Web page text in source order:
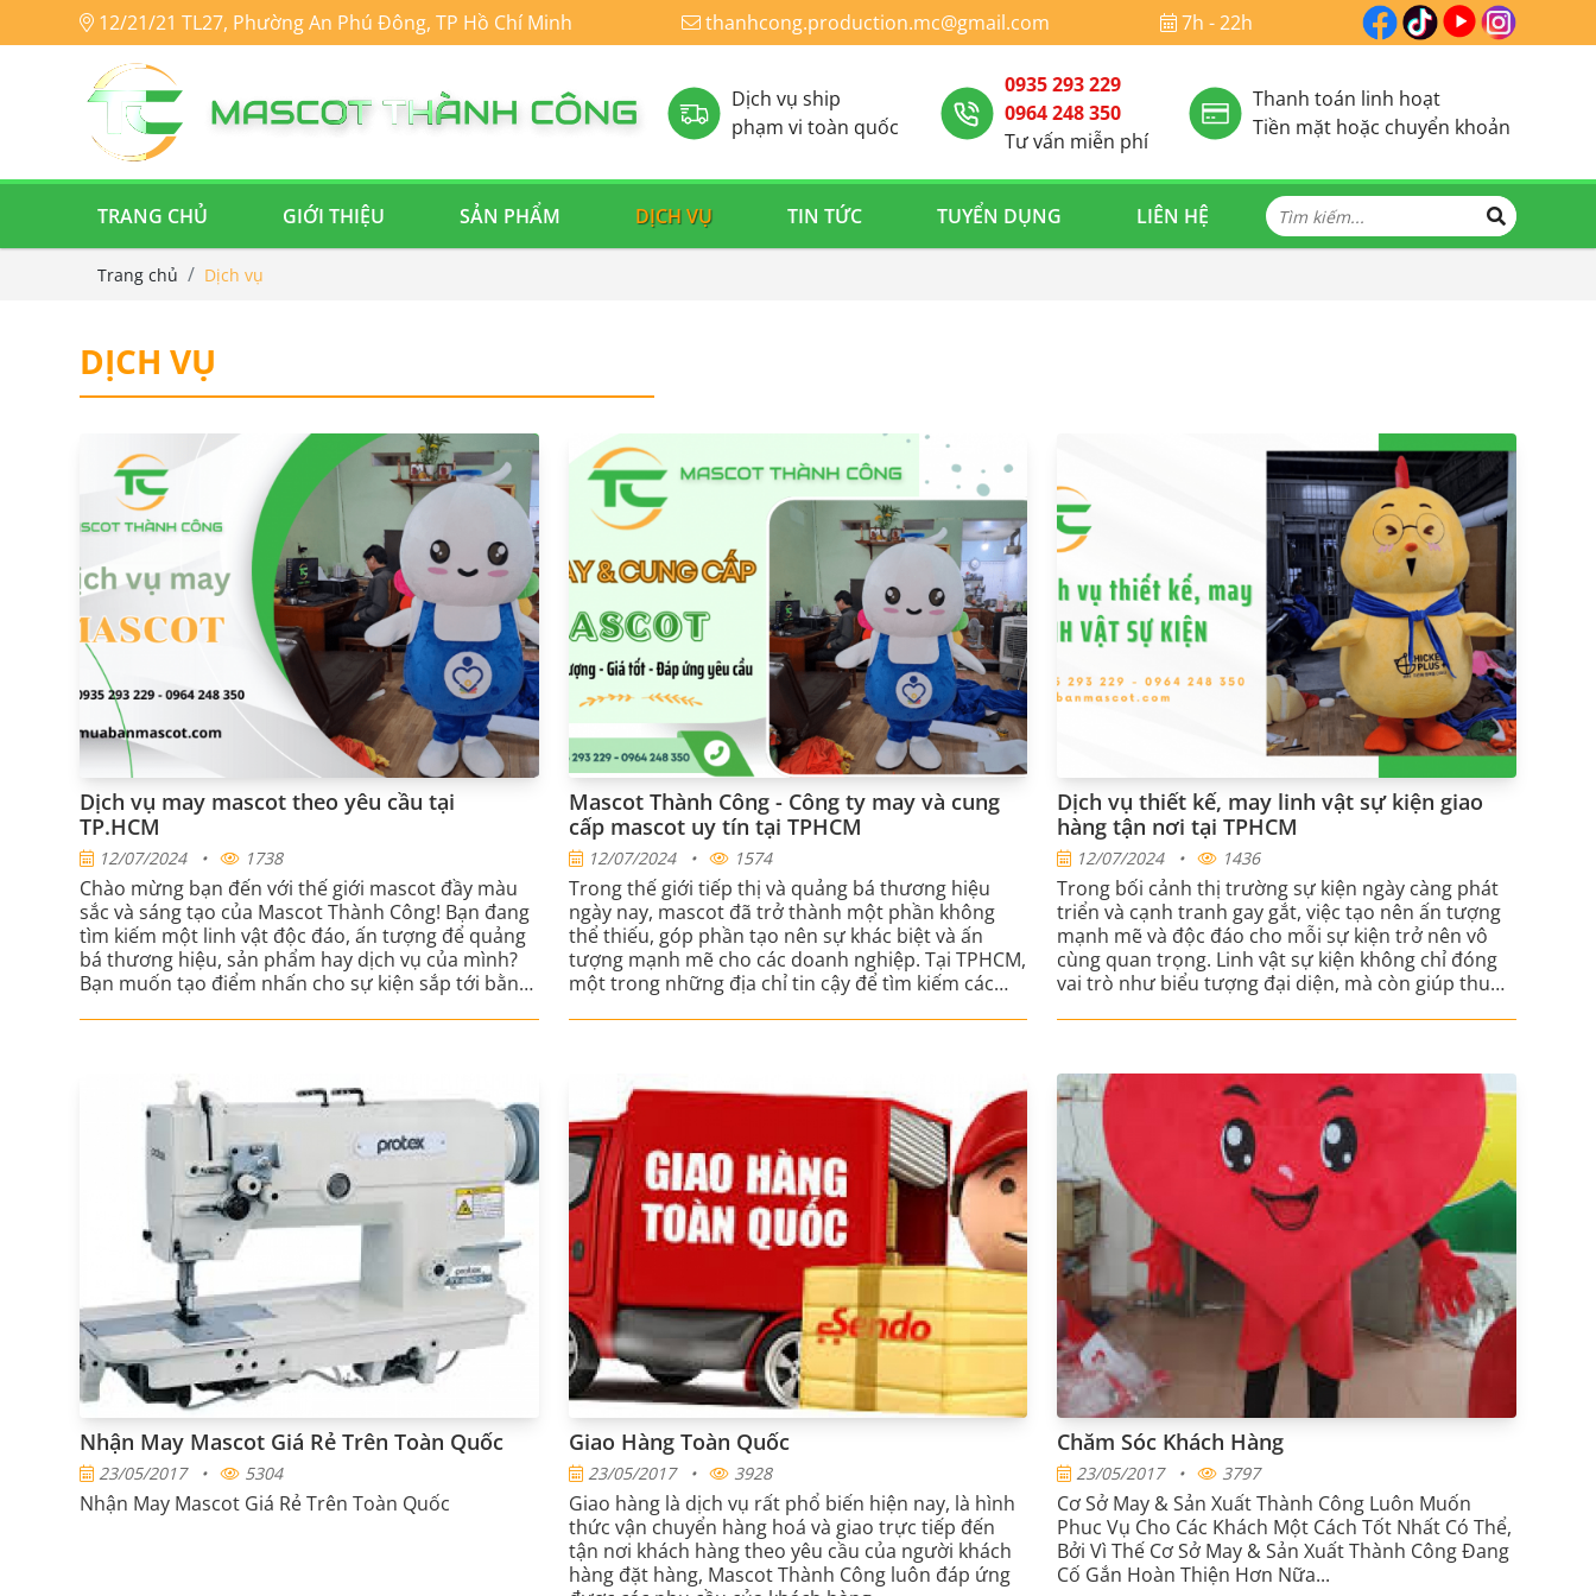
12/21/21 TL27, Phường An Phú Đông, TP Hồ Chí Minh thanhcong.production.mc@gmail.com 7h - 22h
Dịch vụ ship
phạm vi toàn quốc
0935 293 229
0964 248 350
Tư vấn miễn phí
Thanh toán linh hoạt
Tiền mặt hoặc chuyển khoản
TRANG CHỦ GIỚI THIỆU SẢN PHẨM DỊCH VỤ TIN TỨC TUYỂN DỤNG LIÊN HỆ
Trang chủ Dịch vụ
DỊCH VỤ
Dịch vụ may mascot theo yêu cầu tại
TP.HCM
12/07/2024• 1738
Chào mừng bạn đến với thế giới mascot đầy màu
sắc và sáng tạo của Mascot Thành Công! Bạn đang
tìm kiếm một linh vật độc đáo, ấn tượng để quảng
bá thương hiệu, sản phẩm hay dịch vụ của mình?
Bạn muốn tạo điểm nhấn cho sự kiện sắp tới bằng
Mascot Thành Công - Công ty may và cung
cấp mascot uy tín tại TPHCM
12/07/2024• 1574
Trong thế giới tiếp thị và quảng bá thương hiệu
ngày nay, mascot đã trở thành một phần không
thể thiếu, góp phần tạo nên sự khác biệt và ấn
tượng mạnh mẽ cho các doanh nghiệp. Tại TPHCM,
một trong những địa chỉ tin cậy để tìm kiếm các
những sản phẩm không chỉ đẹp mắt, bền bỉ mà
còn đáp ứng được mọi yêu cầu khắt khe của khách
hàng.
Dịch vụ thiết kế, may linh vật sự kiện giao
hàng tận nơi tại TPHCM
12/07/2024• 1436
Trong bối cảnh thị trường sự kiện ngày càng phát
triển và cạnh tranh gay gắt, việc tạo nên ấn tượng
mạnh mẽ và độc đáo cho mỗi sự kiện trở nên vô
cùng quan trọng. Linh vật sự kiện không chỉ đóng
vai trò như biểu tượng đại diện, mà còn giúp thu
vụ thiết kế, may linh vật sự kiện giao hàng tận nơi
tại TPHCM? Cùng theo dõi nội dung dưới đây để
tìm được câu trả lời nhé!
Nhận May Mascot Giá Rẻ Trên Toàn Quốc
23/05/2017• 5304
Nhận May Mascot Giá Rẻ Trên Toàn Quốc
Giao Hàng Toàn Quốc
23/05/2017• 3928
Giao hàng là dịch vụ rất phổ biến hiện nay, là hình
thức vận chuyển hàng hoá và giao trực tiếp đến
tận nơi khách hàng theo yêu cầu của người khách
hàng đặt hàng, Mascot Thành Công luôn đáp ứng
Chăm Sóc Khách Hàng
23/05/2017• 3797
Cơ Sở May & Sản Xuất Thành Công Luôn Muốn
Phuc Vụ Cho Các Khách Một Cách Tốt Nhất Có Thể,
Bởi Vì Thế Cơ Sở May & Sản Xuất Thành Công Đang
Cố Gắn Hoàn Thiện Hơn Nữa...